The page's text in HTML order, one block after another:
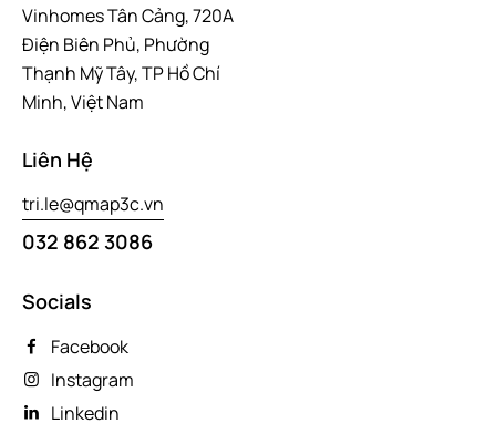
Vinhomes Tân Cảng, 720A
Điện Biên Phủ, Phường
Thạnh Mỹ Tây, TP Hồ Chí
Minh, Việt Nam
Liên Hệ
tri.le@qmap3c.vn
032 862 3086
Socials
Facebook
Instagram
Linkedin